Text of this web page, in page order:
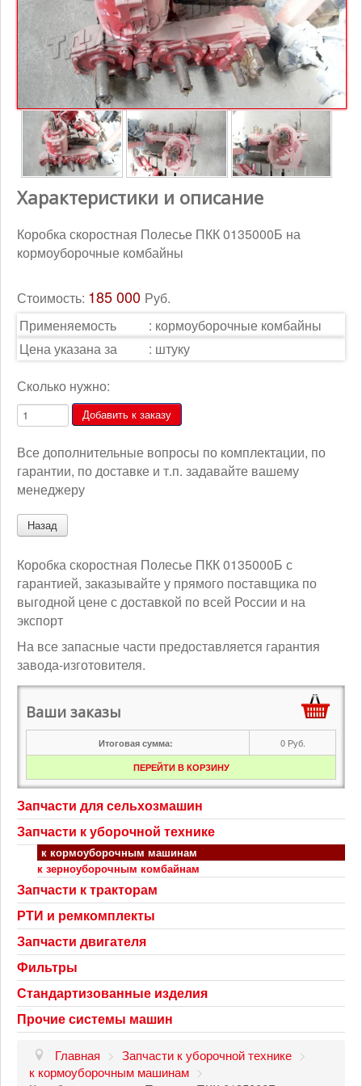
Контакты
Корзина
Характеристики и описание
Коробка скоростная Полесье ПКК 0135000Б на
кормоуборочные комбайны
Стоимость: 185 000 Руб.
Применяемость
: кормоуборочные комбайны
Цена указана за
: штуку
Сколько нужно:
Все дополнительные вопросы по комплектации, по
гарантии, по доставке и т.п. задавайте вашему
менеджеру
Коробка скоростная Полесье ПКК 0135000Б с
гарантией, заказывайте у прямого поставщика по
выгодной цене с доставкой по всей России и на
экспорт
На все запасные части предоставляется гарантия
завода-изготовителя.
Ваши заказы
Итоговая сумма: 0 Руб.
ПЕРЕЙТИ В КОРЗИНУ
Запчасти для сельхозмашин
Запчасти к уборочной технике
к кормоуборочным машинам
к зерноуборочным комбайнам
Запчасти к тракторам
РТИ и ремкомплекты
Запчасти двигателя
Фильтры
Стандартизованные изделия
Прочие системы машин
Главная > Запчасти к уборочной технике >
к кормоуборочным машинам >